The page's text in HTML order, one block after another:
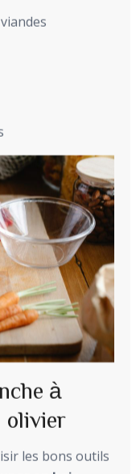
à
les bons outils